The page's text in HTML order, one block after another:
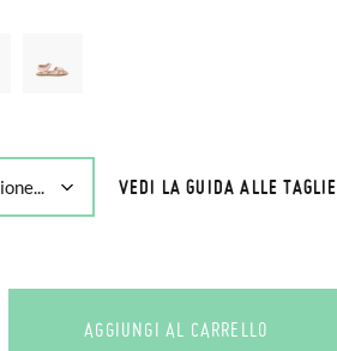
VEDI LA GUIDA ALLE TAGLIE
AGGIUNGI AL CARRELLO